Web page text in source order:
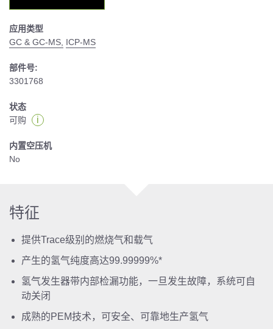
应用类型
GC & GC-MS, ICP-MS
部件号:
3301768
状态
可购
i
内置空压机
No
特征
提供Trace级别的燃烧气和载气
产生的氢气纯度高达99.99999%*
氢气发生器带内部检漏功能，一旦发生故障，系统可自
动关闭
成熟的PEM技术，可安全、可靠地生产氢气